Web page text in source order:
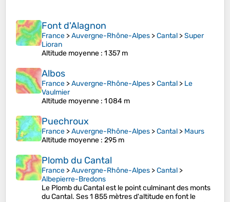
Font d'Alagnon
France >Auvergne-Rhône-Alpes >Cantal >Super
Lioran
Altitude moyenne : 1 357 m
Albos
France >Auvergne-Rhône-Alpes >Cantal > Le
Vaulmier
Altitude moyenne : 1 084 m
Puechroux
France >Auvergne-Rhône-Alpes >Cantal > Maurs
Altitude moyenne : 295 m
Plomb du Cantal
France >Auvergne-Rhône-Alpes >Cantal >
Albepierre-Bredons
Le Plomb du Cantal est le point culminant des monts
du Cantal. Ses 1 855 mètres d'altitude en font le